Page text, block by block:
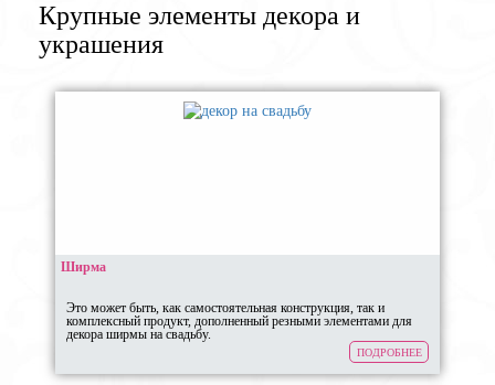
Крупные элементы декора и
украшения
Ширма
Это может быть, как самостоятельная конструкция, так и
комплексный продукт, дополненный резными элементами для
декора ширмы на свадьбу.
ПОДРОБНЕЕ